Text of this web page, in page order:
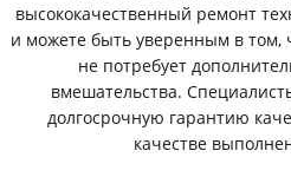
высококачественный ремонт
и можете быть уверенным в
не потребует
вмешательства.
долгосрочную гарантию
качестве